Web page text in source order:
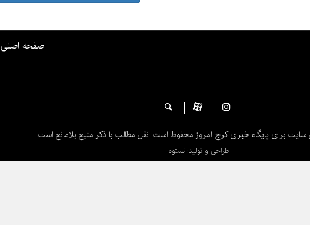
صفحه اصلی
برای پایگاه خبری کرج امروز محفوظ است. نقل مطالب با ذکر منبع بلامانع است.
طراحی و تولید: نستوه